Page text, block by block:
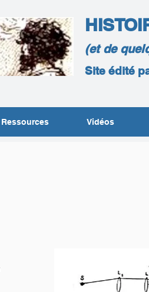
(et de
Site édité
Ressources Vidéos